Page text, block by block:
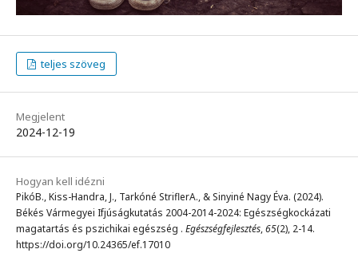
teljes szöveg
Megjelent
2024-12-19
Hogyan kell idézni
PikóB., Kiss-Handra, J., Tarkóné StriflerA., & Sinyiné Nagy Éva. (2024).
Békés Vármegyei Ifjúságkutatás 2004-2014-2024: Egészségkockázati
magatartás és pszichikai egészség . Egészségfejlesztés,65(2), 2-14.
https://doi.org/10.24365/ef.17010